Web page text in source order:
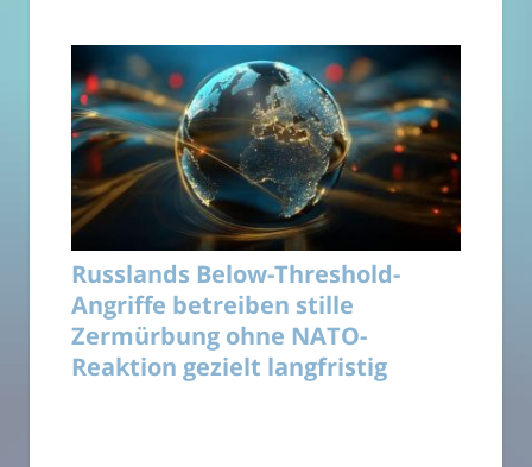
Russlands Below-Threshold-
Angriffe betreiben stille
Zermürbung ohne NATO-
Reaktion gezielt langfristig